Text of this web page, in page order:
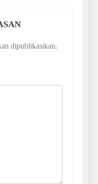
dipublikasikan.